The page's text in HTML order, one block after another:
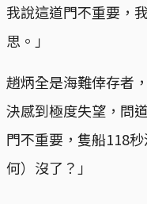
我說這道門不重要，
思。」
趙炳全是海難倖存者
決感到極度失望，問
門不重要，隻船118
何）沒了？」